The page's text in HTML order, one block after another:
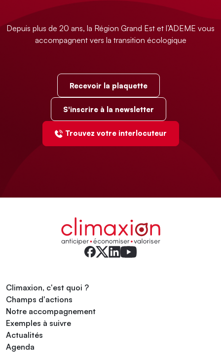
Depuis plus de 20 ans, la Région Grand Est et l’ADEME vous
accompagnent vers la transition écologique
Recevoir la plaquette
S'inscrire à la newsletter
Trouvez votre interlocuteur
Climaxion, c'est quoi ?
Champs d'actions
Notre accompagnement
Exemples à suivre
Actualités
Agenda